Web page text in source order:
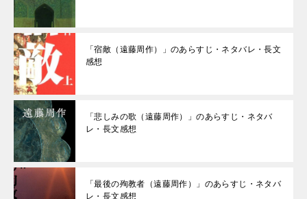
「宿敵（遠藤周作）」のあらすじ・ネタバレ・長文
感想
「悲しみの歌（遠藤周作）」のあらすじ・ネタバ
レ・長文感想
「最後の殉教者（遠藤周作）」のあらすじ・ネタバ
レ・長文感想